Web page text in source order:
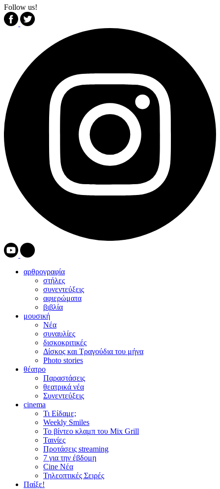
Follow us!
αρθρογραφία
στήλες
συνεντεύξεις
αφιερώματα
βιβλία
μουσική
Νέα
συναυλίες
δισκοκριτικές
Δίσκος και Τραγούδια του μήνα
Photo stories
θέατρο
Παραστάσεις
θεατρικά νέα
Συνεντεύξεις
cinema
Τι Είδαμε;
Weekly Smiles
Το βίντεο κλαμπ του Mix Grill
Ταινίες
Προτάσεις streaming
7 για την έβδομη
Cine Νέα
Τηλεοπτικές Σειρές
Παίξε!